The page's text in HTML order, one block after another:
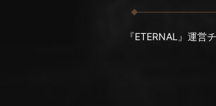
『ETERNAL』運営